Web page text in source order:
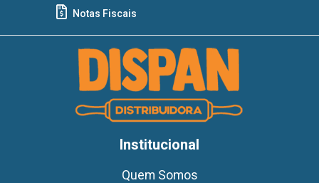
Notas Fiscais
Institucional
Quem Somos